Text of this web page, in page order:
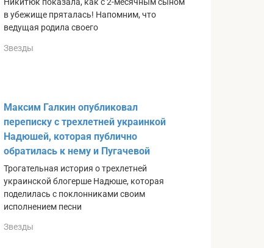
Никитюк показала, как с 2-месячным сыном
в убежище пряталась! Напомним, что
ведущая родила своего
Звезды
Максим Галкин опубликовал
переписку с трехлетней украинкой
Надюшей, которая публично
обратилась к нему и Пугачевой
Трогательная история о трехлетней
украинской блогерше Надюше, которая
поделилась с поклонниками своим
исполнением песни
Звезды